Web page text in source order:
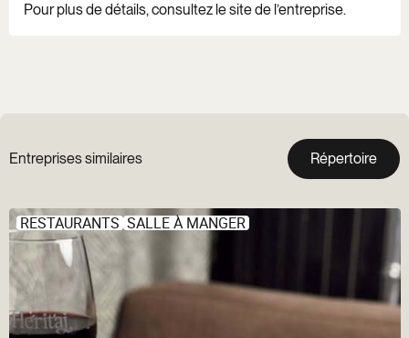
Pour plus de détails, consultez le site de l’entreprise.
Entreprises similaires Répertoire
RESTAURANTS SALLE À MANGER